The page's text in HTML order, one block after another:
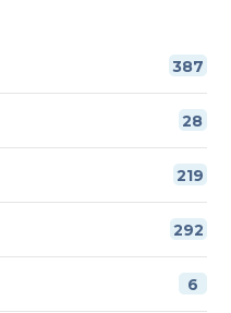
387
28
219
292
6